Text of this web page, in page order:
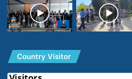
Country Visitor